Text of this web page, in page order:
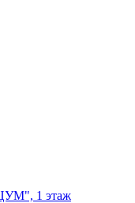
1 этаж